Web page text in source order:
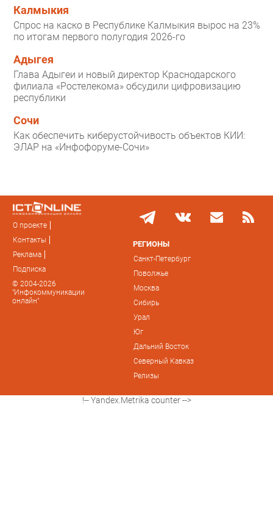
Калмыкия
Спрос на каско в Республике Калмыкия вырос на 23%
по итогам первого полугодия 2026-го
Адыгея
Глава Адыгеи и новый директор Краснодарского
филиала «Ростелекома» обсудили цифровизацию
республики
Сочи
Как обеспечить киберустойчивость объектов КИИ:
ЭЛАР на «Инфофоруме-Сочи»
О проекте
Контакты
Реклама
Подписка
© 2004-2026
"Инфокоммуникации
онлайн"
РЕГИОНЫ
Санкт-Петербург
Поволжье
Москва
Сибирь
Урал
Юг
Дальний Восток
Северный Кавказ
Релизы
!-- Yandex.Metrika counter -->